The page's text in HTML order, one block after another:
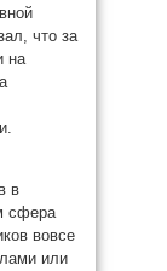
что за
на
в
сфера
вовсе
или